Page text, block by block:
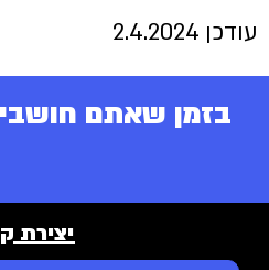
עודכן 2.4.2024
בזמן שאתם
יצירת